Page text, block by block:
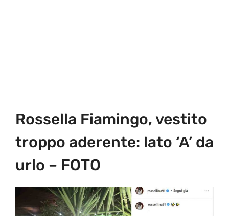
Rossella Fiamingo, vestito
troppo aderente: lato ‘A’ da
urlo – FOTO